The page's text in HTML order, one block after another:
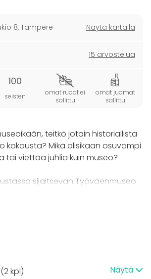
8, Tampere Näytä kartalla
15 arvostelua
100
seisten
omat ruoat ei
sallittu
omat juomat
sallittu
teitkö jotain historiallista
kokousta? Mikä olisikaan osuvampi
tai viettää juhlia kuin museo?
sijaitsevan Työväenmuseo
Bertel-sali tarjoaa
monenlaisten tilaisuuksien
muistorikkaat perhejuhlat noin 40-
näkymä Finlaysonin
vanhimpaan ja
(2 kpl) Näytä